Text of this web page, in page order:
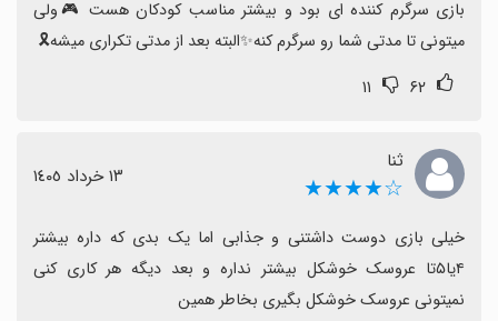
رویدادهای جذاب هستند تا تجربه کامل‌تر شود.
توسعه‌دهنده‌ها با افزایش تنوع و پاداش‌ها این تجربه را بهبود
باقی می‌ماند.
میتونی تا مدتی شما رو سرگرم کنه✨️البته بعد از مدتی تکراری میشه🎗
۶۲ ۱۱
ثنا
☆★★★★ ١٣ خرداد ١٤٠٥